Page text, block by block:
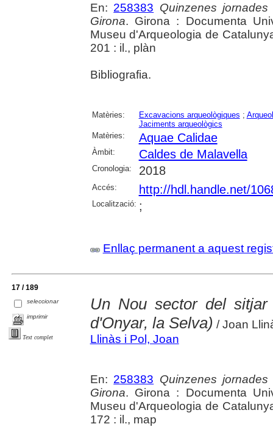
En: 258383 Quinzenes
Girona. Girona : Documenta
Museu d'Arqueologia de
201 : il., plàn
Bibliografia.
Matèries: Excavacions arqueològiques ;
Jaciments arqueològics
Matèries:
Aquae Calidae
Àmbit: Caldes de Malavella
Cronologia: 2018
Accés: http://hdl.handle.net/
Localització: ;
Enllaç permanent a aquest
17 / 189
seleccionar
imprimir
Text complet
Un Nou sector del
d'Onyar, la Selva) / Joan
Llinàs i Pol, Joan
En: 258383 Quinzenes
Girona. Girona : Documenta
Museu d'Arqueologia de
172 : il., map